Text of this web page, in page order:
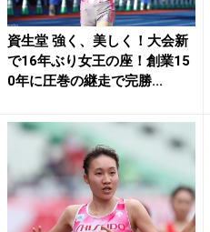
資生堂 強く、美しく！大会新
で16年ぶり女王の座！創業15
0年に圧巻の継走で完勝...